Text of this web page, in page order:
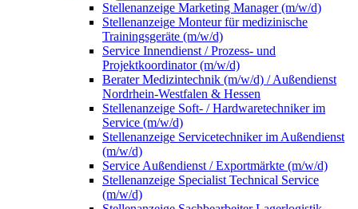
Stellenanzeige Marketing Manager (m/w/d)
Stellenanzeige Monteur für medizinische
Trainingsgeräte (m/w/d)
Service Innendienst / Prozess- und
Projektkoordinator (m/w/d)
Berater Medizintechnik (m/w/d) / Außendienst
Nordrhein-Westfalen & Hessen
Stellenanzeige Soft- / Hardwaretechniker im
Service (m/w/d)
Stellenanzeige Servicetechniker im Außendienst
(m/w/d)
Service Außendienst / Exportmärkte (m/w/d)
Stellenanzeige Specialist Technical Service
(m/w/d)